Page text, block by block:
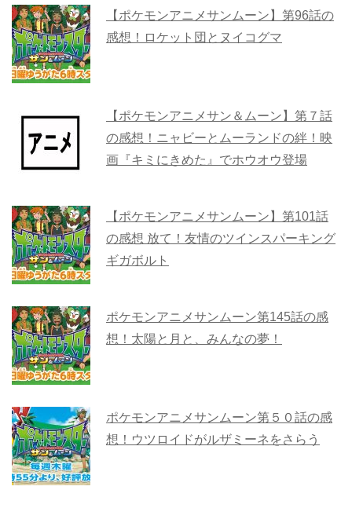
【ポケモンアニメサンムーン】第96話の
感想！ロケット団とヌイコグマ
【ポケモンアニメサン＆ムーン】第７話
の感想！ニャビーとムーランドの絆！映
画『キミにきめた』でホウオウ登場
【ポケモンアニメサンムーン】第101話
の感想 放て！友情のツインスパーキング
ギガボルト
ポケモンアニメサンムーン第145話の感
想！太陽と月と、みんなの夢！
ポケモンアニメサンムーン第５０話の感
想！ウツロイドがルザミーネをさらう